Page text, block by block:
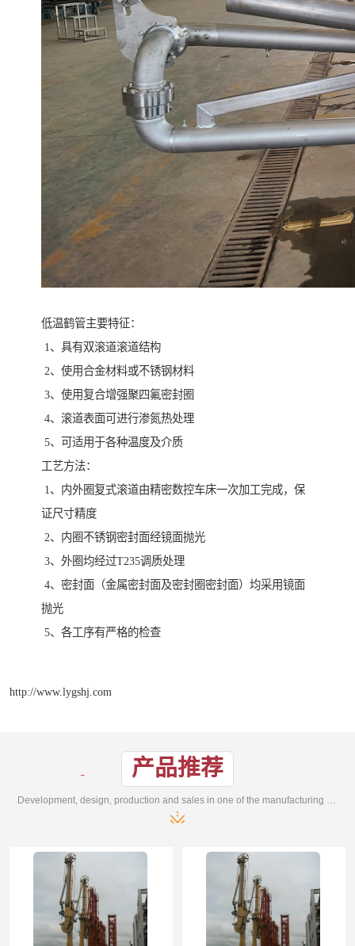
低温鹤管主要特征：
1、具有双滚道滚道结构
2、使用合金材料或不锈钢材料
3、使用复合增强聚四氟密封圈
4、滚道表面可进行渗氮热处理
5、可适用于各种温度及介质
工艺方法：
1、内外圈复式滚道由精密数控车床一次加工完成，保
证尺寸精度
2、内圈不锈钢密封面经镜面抛光
3、外圈均经过T235调质处理
4、密封面（金属密封面及密封圈密封面）均采用镜面
抛光
5、各工序有严格的检查
http://www.lygshj.com
产品推荐